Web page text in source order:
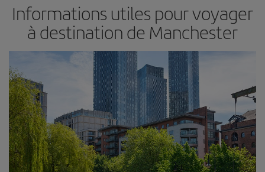
Informations utiles pour voyager
à destination de Manchester